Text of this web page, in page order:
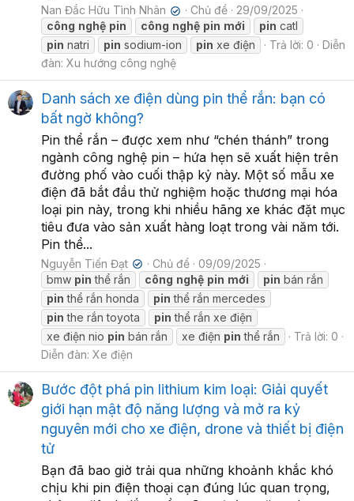
Nan Đắc Hữu Tình Nhân ✔ Chủ đề
29/09/2025
công nghệ pin công nghệ pin mới pin catl
pin natri pin sodium-ion pin xe điện Trả lời: 0
Diễn
đàn: Xu hướng công nghệ
Danh sách xe điện dùng pin thể rắn: bạn có
bất ngờ không?
Pin thể rắn – được xem như “chén thánh” trong
ngành công nghệ pin – hứa hẹn sẽ xuất hiện trên
đường phố vào cuối thập kỷ này. Một số mẫu xe
điện đã bắt đầu thử nghiệm hoặc thương mại hóa
loại pin này, trong khi nhiều hãng xe khác đặt mục
tiêu đưa vào sản xuất hàng loạt trong vài năm tới.
Pin thể...
Nguyễn Tiến Đạt ✔ Chủ đề
09/09/2025
bmw pin thể rắn công nghệ pin mới pin bán rắn
pin thể rắn honda pin thể rắn mercedes
pin the rắn toyota pin thể rắn xe điện
xe điện nio pin bán rắn xe điện pin thể rắn
Trả lời: 0
Diễn đàn: Xe điện
Bước đột phá pin lithium kim loại: Giải quyết
giới hạn mật độ năng lượng và mở ra kỷ
nguyên mới cho xe điện, drone và thiết bị điện
tử
Bạn đã bao giờ trải qua những khoảnh khắc khó
chịu khi pin điện thoại cạn đúng lúc quan trọng,